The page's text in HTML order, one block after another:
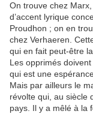
On trouve chez
d’accent lyrique
Proudhon ; on en
chez Verhaeren.
qui en fait peut-être
Les opprimés
qui est une
Mais par ailleurs le
révolte qui, au siècle
pays. Il y a mêlé à la